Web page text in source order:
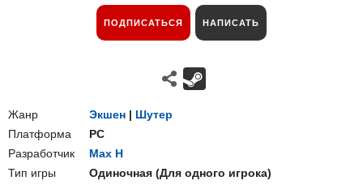
ПОДПИСАТЬСЯ НАПИСАТЬ
Жанр Экшен | Шутер
Платформа
PC
Разработчик
Max H
Тип игры
Одиночная (Для одного игрока)